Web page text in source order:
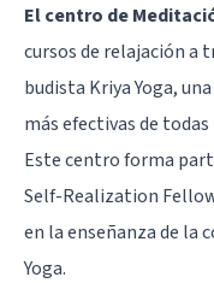
El centro de
cursos de relajación a
budista Kriya Yoga,
más efectivas de
Este centro forma
Self-Realization
en la enseñanza de la
Yoga.